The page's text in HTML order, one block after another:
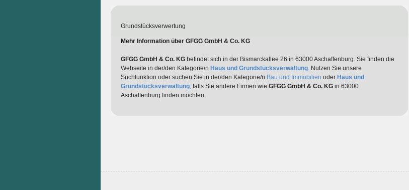
Grundstücksverwertung
Mehr Information über GFGG GmbH & Co. KG
GFGG GmbH & Co. KGbefindet sich in der Bismarckallee 26 in 63000 Aschaffenburg. Sie finden die
Webseite in der/den Kategorie/n Haus und Grundstücksverwaltung. Nutzen Sie unsere
Suchfunktion oder suchen Sie in der/den Kategorie/n Bau und Immobilien oder Haus und
Grundstücksverwaltung, falls Sie andere Firmen wie GFGG GmbH & Co. KGin 63000
Aschaffenburg finden möchten.